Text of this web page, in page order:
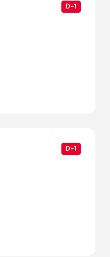
D-1
D-1